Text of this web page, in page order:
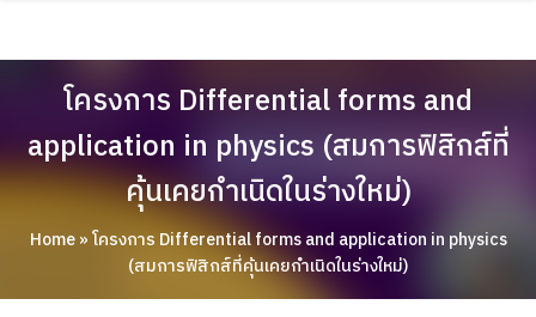
RESEARCH
NEWS & EVENT
Apply Now!
โครงการ Differential forms and
application in physics (สมการฟิสิกส์ที่
คุ้นเคยกำเนิดในร่างใหม่)
Home»โครงการ Differential forms and application in physics
(สมการฟิสิกส์ที่คุ้นเคยกำเนิดในร่างใหม่)